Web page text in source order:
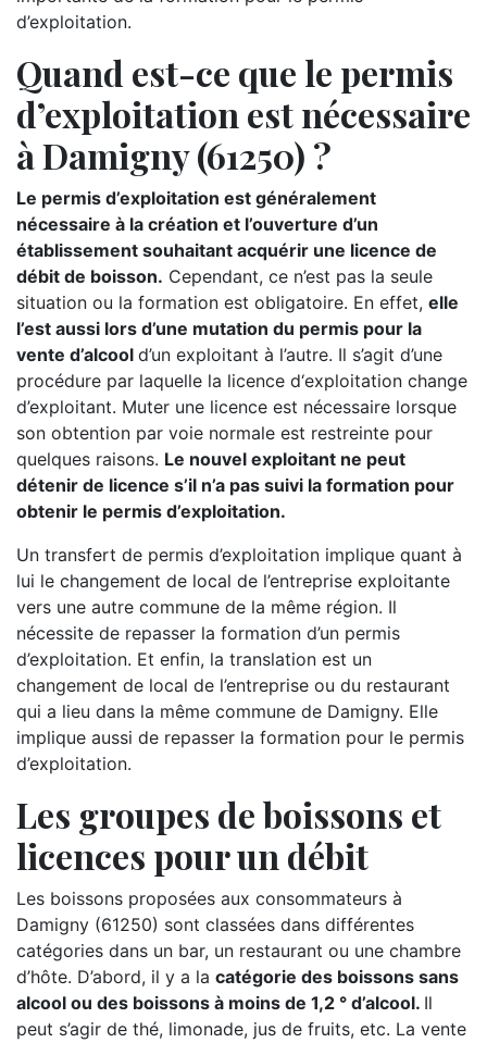
d’exploitation.
Quand est-ce que le permis
d’exploitation est nécessaire
à Damigny (61250) ?
Le permis d’exploitation est généralement
nécessaire à la création et l’ouverture d’un
établissement souhaitant acquérir une licence de
débit de boisson. Cependant, ce n’est pas la seule
situation ou la formation est obligatoire. En effet, elle
l’est aussi lors d’une mutation du permis pour la
vente d’alcool d’un exploitant à l’autre. Il s’agit d’une
procédure par laquelle la licence d‘exploitation change
d’exploitant. Muter une licence est nécessaire lorsque
son obtention par voie normale est restreinte pour
quelques raisons. Le nouvel exploitant ne peut
détenir de licence s’il n’a pas suivi la formation pour
obtenir le permis d’exploitation.
Un transfert de permis d’exploitation implique quant à
lui le changement de local de l’entreprise exploitante
vers une autre commune de la même région. Il
nécessite de repasser la formation d’un permis
d’exploitation. Et enfin, la translation est un
changement de local de l’entreprise ou du restaurant
qui a lieu dans la même commune de Damigny. Elle
implique aussi de repasser la formation pour le permis
d’exploitation.
Les groupes de boissons et
licences pour un débit
Les boissons proposées aux consommateurs à
Damigny (61250) sont classées dans différentes
catégories dans un bar, un restaurant ou une chambre
d’hôte. D’abord, il y a la catégorie des boissons sans
alcool ou des boissons à moins de 1,2 ° d’alcool. Il
peut s’agir de thé, limonade, jus de fruits, etc. La vente